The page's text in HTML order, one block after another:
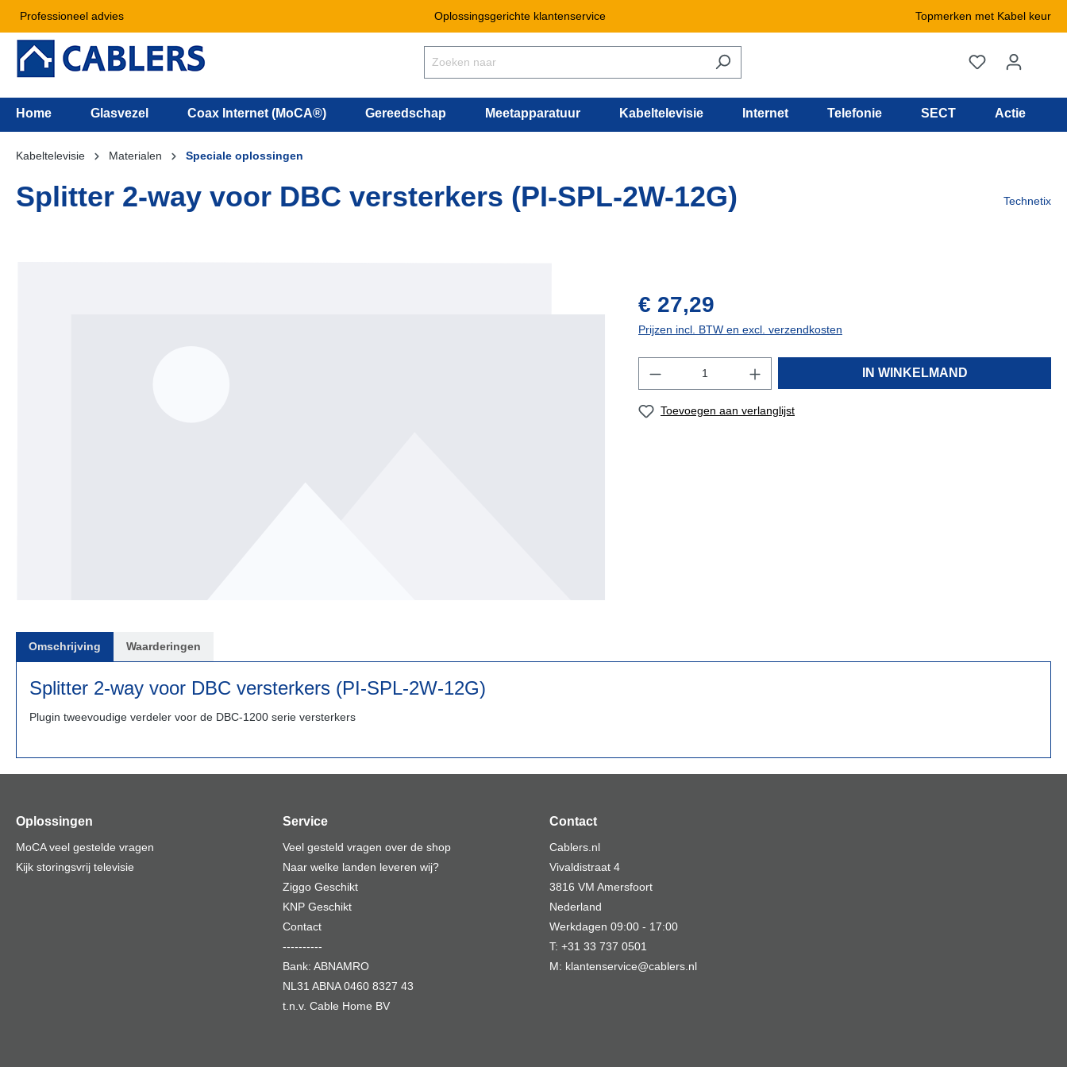
Professioneel advies Oplossingsgerichte klantenservice Topmerken met Kabel keur
Home Glasvezel Coax Internet (MoCA®) Gereedschap Meetapparatuur Kabeltelevisie Internet Telefonie SECT Actie
Kabeltelevisie Materialen Speciale oplossingen
Splitter 2-way voor DBC versterkers (PI-SPL-2W-12G) Technetix
€ 27,29
Prijzen incl. BTW en excl. verzendkosten
IN WINKELMAND
Toevoegen aan verlanglijst
Omschrijving Waarderingen
Splitter 2-way voor DBC versterkers (PI-SPL-2W-12G)
Plugin tweevoudige verdeler voor de DBC-1200 serie versterkers
Oplossingen
MoCA veel gestelde vragen
Kijk storingsvrij televisie
Service
Veel gesteld vragen over de shop
Naar welke landen leveren wij?
Ziggo Geschikt
KNP Geschikt
Contact
----------
Bank: ABNAMRO
NL31 ABNA 0460 8327 43
t.n.v. Cable Home BV
Contact
Cablers.nl
Vivaldistraat 4
3816 VM Amersfoort
Nederland
Werkdagen 09:00 - 17:00
T: +31 33 737 0501
M: klantenservice@cablers.nl